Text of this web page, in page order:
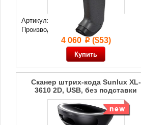
Артикул: 74 732
Производитель:
Sunlux
4 060 p($53)
Сканер штрих-кода Sunlux XL-
3610 2D, USB, без подставки